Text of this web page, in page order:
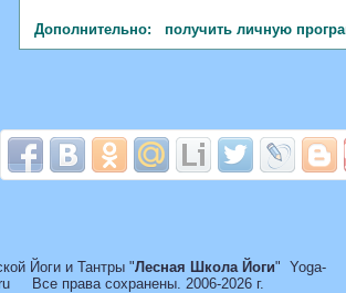
Дополнительно: получить личную
Йоги и Тантры "Лесная Школа Йоги" Yoga-
Все права сохранены. 2006-2026 г.